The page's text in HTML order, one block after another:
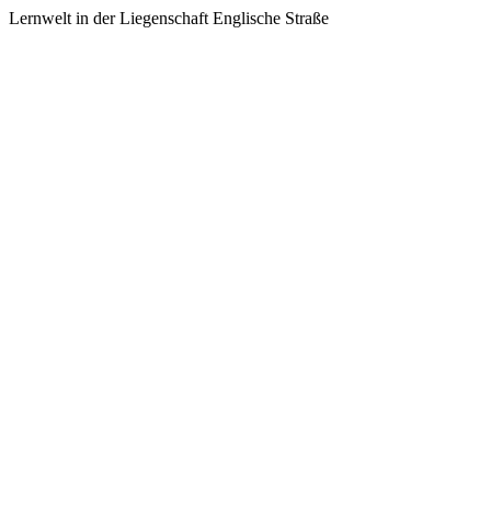
Lernwelt in der Liegenschaft Englische Straße